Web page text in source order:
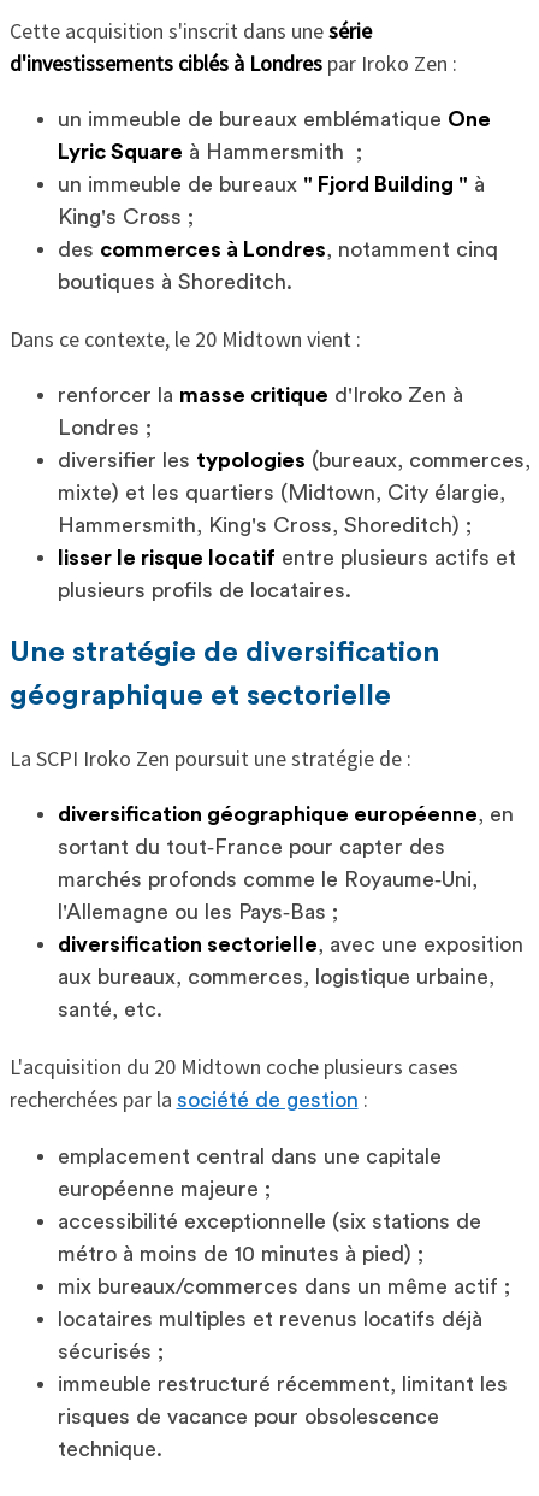
Cette acquisition s'inscrit dans unesérie
d'investissements ciblés à Londrespar Iroko Zen :
un immeuble de bureaux emblématique One
Lyric Square à Hammersmith ;
un immeuble de bureaux " Fjord Building " à
King's Cross ;
des commerces à Londres, notamment cinq
boutiques à Shoreditch.
Dans ce contexte, le 20 Midtown vient :
renforcer la masse critique d'Iroko Zen à
Londres ;
diversifier les typologies (bureaux, commerces,
mixte) et les quartiers (Midtown, City élargie,
Hammersmith, King's Cross, Shoreditch) ;
lisser le risque locatif entre plusieurs actifs et
plusieurs profils de locataires.
Une stratégie de diversification
géographique et sectorielle
La SCPI Iroko Zen poursuit une stratégie de :
diversification géographique européenne, en
sortant du tout‑France pour capter des
marchés profonds comme le Royaume‑Uni,
l'Allemagne ou les Pays‑Bas ;
diversification sectorielle, avec une exposition
aux bureaux, commerces, logistique urbaine,
santé, etc.
L'acquisition du 20 Midtown coche plusieurs cases
recherchées par la société de gestion :
emplacement central dans une capitale
européenne majeure ;
accessibilité exceptionnelle (six stations de
métro à moins de 10 minutes à pied) ;
mix bureaux/commerces dans un même actif ;
locataires multiples et revenus locatifs déjà
sécurisés ;
immeuble restructuré récemment, limitant les
risques de vacance pour obsolescence
technique.